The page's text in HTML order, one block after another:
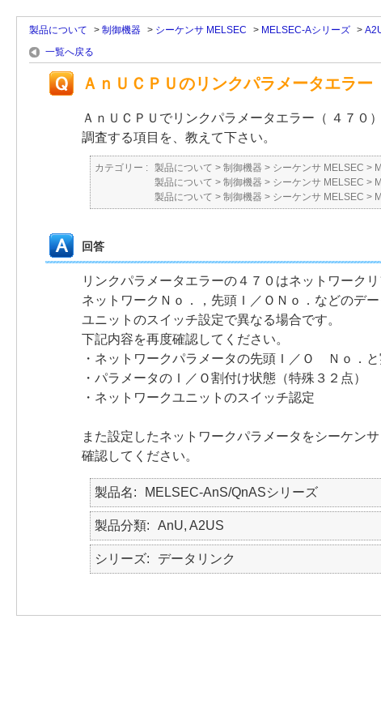
製品について > 制御機器 > シーケンサ MELSEC > MELSEC-Aシリーズ >
一覧へ戻る
ＡｎＵＣＰＵのリンクパラメータエラー
ＡｎＵＣＰＵでリンクパラメータエラー（ ４７０
調査する項目を、教えて下さい。
カテゴリー : 製品について > 制御機器 > シーケンサ MELSEC >
製品について > 制御機器 > シーケンサ MELSEC >
製品について > 制御機器 > シーケンサ MELSEC >
回答
リンクパラメータエラーの４７０はネットワーク
ネットワークＮｏ．，先頭Ｉ／ＯＮｏ．などのデ
ユニットのスイッチ設定で異なる場合です。
下記内容を再度確認してください。
・ネットワークパラメータの先頭Ｉ／Ｏ Ｎｏ．
・パラメータのＩ／Ｏ割付け状態（特殊３２点）
・ネットワークユニットのスイッチ認定
また設定したネットワークパラメータをシーケン
確認してください。
製品名 MELSEC-AnS/QnASシリーズ
製品分類 AnU, A2US
シリーズ データリンク